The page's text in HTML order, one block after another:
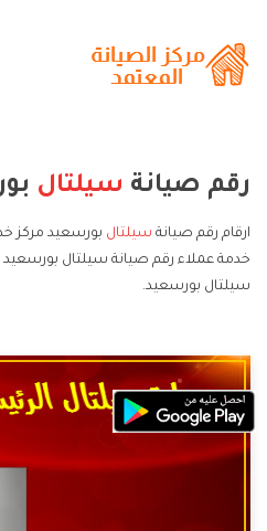
رقم صيانة سيلتال
ارقام رقم صيانة سيلتال بورسعيد مركز
خدمة عملاء رقم صيانة سيلتال
سيلتال بورسعيد.